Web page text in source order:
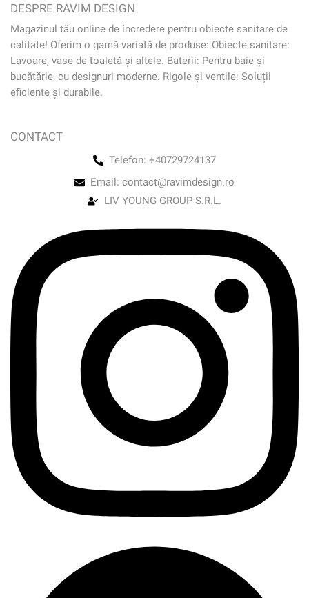
DESPRE RAVIM DESIGN
Magazinul tău online de încredere pentru obiecte sanitare de
calitate! Oferim o gamă variată de produse: Obiecte sanitare:
Lavoare, vase de toaletă și altele. Baterii: Pentru baie și
bucătărie, cu designuri moderne. Rigole și ventile: Soluții
eficiente și durabile.
CONTACT
Telefon: +40729724137
Email: contact@ravimdesign.ro
LIV YOUNG GROUP S.R.L.